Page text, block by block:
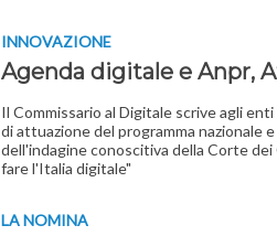
INNOVAZIONE
Agenda digitale e Anpr,
Il Commissario al Digitale scrive agli
di attuazione del programma nazionale
dell'indagine conoscitiva della Corte
fare l'Italia digitale"
LA NOMINA